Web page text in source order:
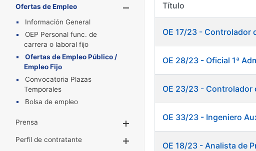
Ofertas de Empleo
Mostrar/Ocultar
Información General
OEP Personal func. de
carrera o laboral fijo
Ofertas de Empleo Público /
Empleo Fijo
Convocatoria Plazas
Temporales
Bolsa de empleo
Prensa
Mostrar/Ocultar
Perfil de contratante
Mostrar/Ocultar
Título
OE 17/23 - Controlador
OE 28/23 - Oficial 1ª
OE 23/23 - Controlador
OE 33/23 - Ingeniero
OE 18/23 - Analista de